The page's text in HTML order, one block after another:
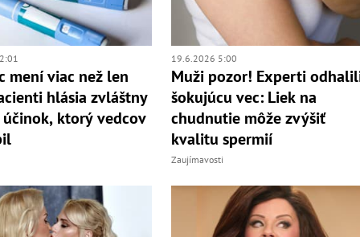
mení viac než len
hlásia zvláštny
ktorý vedcov
19.6.2026 5:00
Muži pozor! Experti
šokujúcu vec: Liek na
chudnutie môže zvýšiť
kvalitu spermií
Zaujímavosti